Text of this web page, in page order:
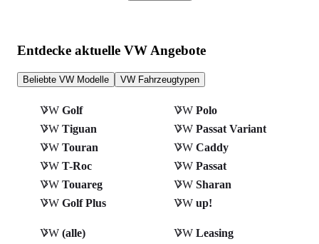
Entdecke aktuelle VW Angebote
Beliebte VW Modelle VW Fahrzeugtypen
VW Golf VW Polo
VW Tiguan VW Passat Variant
VW Touran VW Caddy
VW T-Roc VW Passat
VW Touareg VW Sharan
VW Golf Plus VW up!
VW (alle) VW Leasing